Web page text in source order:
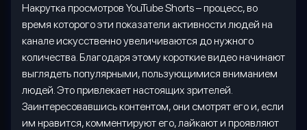
Накрутка просмотров YouTubeShorts– процесс, во
время которого эти показатели активности людей на
канале искусственно увеличиваются до нужного
количества. Благодаря этому короткие видео начинают
выглядеть популярными, пользующимися вниманием
людей. Это привлекает настоящих зрителей.
Заинтересовавшись контентом, они смотрят его и, если
им нравится, комментируют его, лайкают и проявляют